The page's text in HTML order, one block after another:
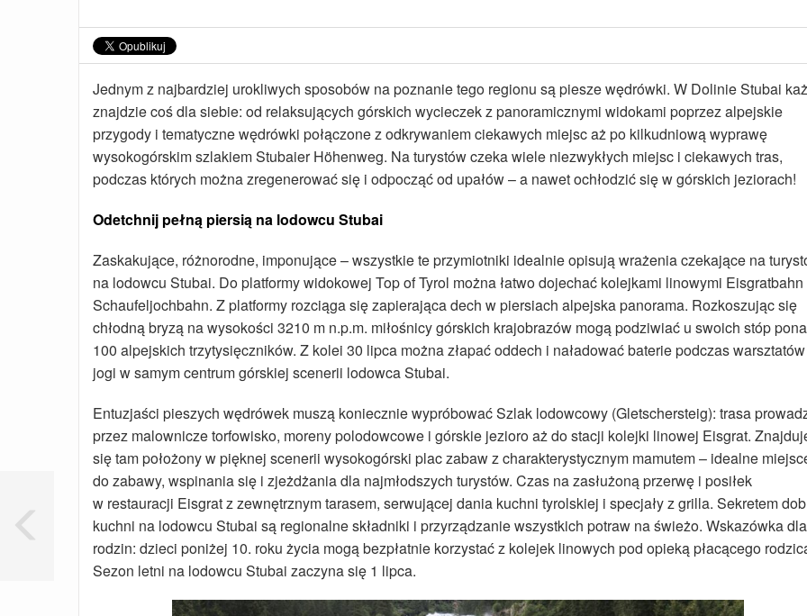
Jednym z najbardziej urokliwych sposobów na poznanie tego regionu są piesze wędrówki. W Dolinie Stubai
znajdzie coś dla siebie: od relaksujących górskich wycieczek z panoramicznymi widokami poprzez alpejskie
przygody i tematyczne wędrówki połączone z odkrywaniem ciekawych miejsc aż po kilkudniową wyprawę
wysokogórskim szlakiem Stubaier Höhenweg. Na turystów czeka wiele niezwykłych miejsc i ciekawych tras,
podczas których można zregenerować się i odpocząć od upałów – a nawet ochłodzić się w górskich jeziorach!
Odetchnij pełną piersią na lodowcu Stubai
Zaskakujące, różnorodne, imponujące – wszystkie te przymiotniki idealnie opisują wrażenia czekające na
na lodowcu Stubai. Do platformy widokowej Top of Tyrol można łatwo dojechać kolejkami linowymi Eisgratbahn
Schaufeljochbahn. Z platformy rozciąga się zapierająca dech w piersiach alpejska panorama. Rozkoszując się
chłodną bryzą na wysokości 3210 m n.p.m. miłośnicy górskich krajobrazów mogą podziwiać u swoich stóp
100 alpejskich trzytysięczników. Z kolei 30 lipca można złapać oddech i naładować baterie podczas warsztatów
jogi w samym centrum górskiej scenerii lodowca Stubai.
Entuzjaści pieszych wędrówek muszą koniecznie wypróbować Szlak lodowcowy (Gletschersteig): trasa
przez malownicze torfowisko, moreny polodowcowe i górskie jezioro aż do stacji kolejki linowej Eisgrat.
się tam położony w pięknej scenerii wysokogórski plac zabaw z charakterystycznym mamutem – idealne
do zabawy, wspinania się i zjeżdżania dla najmłodszych turystów. Czas na zasłużoną przerwę i posiłek
w restauracji Eisgrat z zewnętrznym tarasem, serwującej dania kuchni tyrolskiej i specjały z grilla. Sekretem
kuchni na lodowcu Stubai są regionalne składniki i przyrządzanie wszystkich potraw na świeżo. Wskazówka dla
rodzin: dzieci poniżej 10. roku życia mogą bezpłatnie korzystać z kolejek linowych pod opieką płacącego
Sezon letni na lodowcu Stubai zaczyna się 1 lipca.